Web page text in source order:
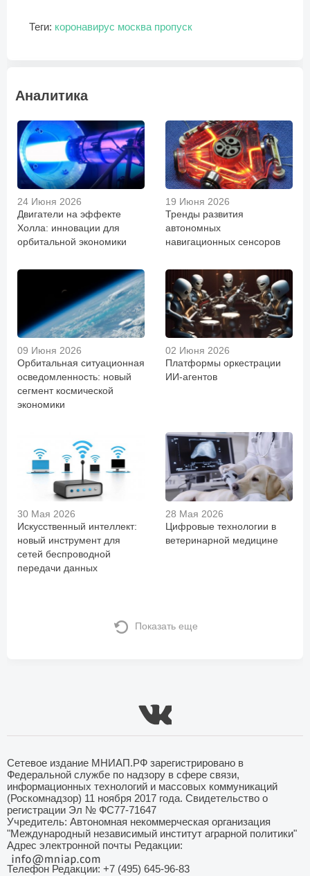
Теги: коронавирус москва пропуск
Аналитика
24 Июня 2026
Двигатели на эффекте
Холла: инновации для
орбитальной экономики
19 Июня 2026
Тренды развития
автономных
навигационных сенсоров
09 Июня 2026
Орбитальная ситуационная
осведомленность: новый
сегмент космической
экономики
02 Июня 2026
Платформы оркестрации
ИИ-агентов
30 Мая 2026
Искусственный интеллект:
новый инструмент для
сетей беспроводной
передачи данных
28 Мая 2026
Цифровые технологии в
ветеринарной медицине
Показать еще
Сетевое издание МНИАП.РФ зарегистрировано в
Федеральной службе по надзору в сфере связи,
информационных технологий и массовых коммуникаций
(Роскомнадзор) 11 ноября 2017 года. Свидетельство о
регистрации Эл № ФС77-71647
Учредитель: Автономная некоммерческая организация
"Международный независимый институт аграрной политики"
Адрес электронной почты Редакции:
Телефон Редакции: +7 (495) 645-96-83